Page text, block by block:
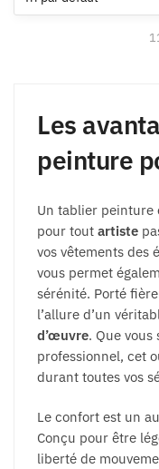
page
du
produit
Les
peinture
Un tablier peinture
pour tout artiste
vos vêtements des
vous permet
sérénité. Porté
l’allure d’un
d’œuvre. Que vous
professionnel, cet
durant toutes vos
Le confort est un
Conçu pour être
liberté de